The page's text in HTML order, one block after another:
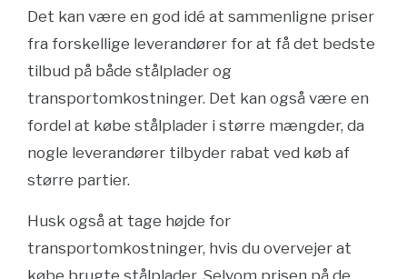
Det kan være en god idé at sammenligne priser
fra forskellige leverandører for at få det bedste
tilbud på både stålplader og
transportomkostninger. Det kan også være en
fordel at købe stålplader i større mængder, da
nogle leverandører tilbyder rabat ved køb af
større partier.
Husk også at tage højde for
transportomkostninger, hvis du overvejer at
købe brugte stålplader. Selvom prisen på de